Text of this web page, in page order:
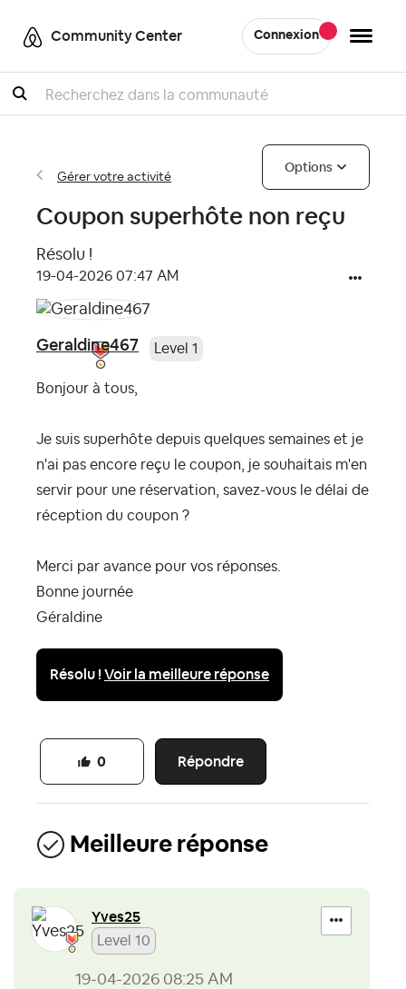
Community Center Connexion
Recherche
Gérer votre activité
Options
Coupon superhôte non reçu
Résolu !
‎19-04-2026 07:47 AM
Geraldine467 Level 1
Bonjour à tous,
Je suis superhôte depuis quelques semaines et je
n'ai pas encore reçu le coupon, je souhaitais m'en
servir pour une réservation, savez-vous le délai de
réception du coupon ?
Merci par avance pour vos réponses.
Bonne journée
Géraldine
Résolu !Voir la meilleure réponse
Répondre
0
Meilleure réponse
Yves25
Level 10
‎19-04-2026 08:25 AM